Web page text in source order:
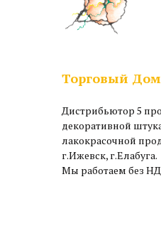
Торговый
Дистрибьютор 5
декоративной
лакокрасочной
г.Ижевск, г.Елабуга.
Мы работаем без